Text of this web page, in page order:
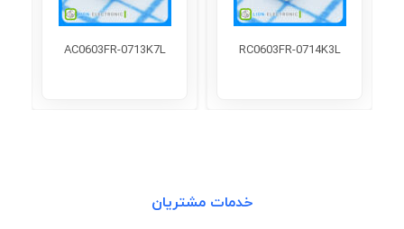
RC0603FR-0714K3L
AC0603FR-0713K7L
خدمات مشتریان